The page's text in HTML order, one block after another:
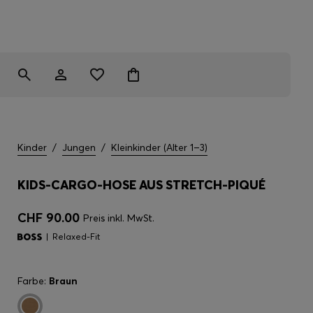
Kinder / Jungen / Kleinkinder (Alter 1–3)
KIDS-CARGO-HOSE AUS STRETCH-PIQUÉ
CHF 90.00 Preis inkl. MwSt.
Relaxed-Fit
Farbe: Braun